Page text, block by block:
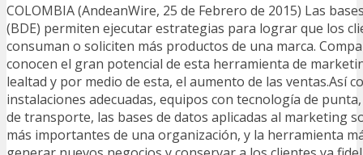
COLOMBIA (AndeanWire, 25 de Febrero de 2015) Las
(BDE) permiten ejecutar estrategias para lograr que los
consuman o soliciten más productos de una marca.
conocen el gran potencial de esta herramienta de
lealtad y por medio de esta, el aumento de las ventas.Así
instalaciones adecuadas, equipos con tecnología de
de transporte, las bases de datos aplicadas al marketing
más importantes de una organización, y la herramienta